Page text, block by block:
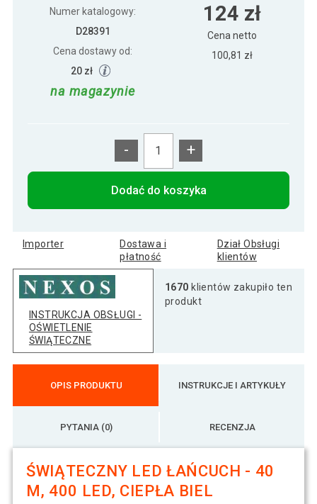
Numer katalogowy:
D28391
Cena dostawy od:
20 zł
na magazynie
124 zł
Cena netto
100,81 zł
- +
Dodać do koszyka
Importer
Dostawa i
płatność
Dział Obsługi
klientów
INSTRUKCJA OBSŁUGI -
OŚWIETLENIE
ŚWIĄTECZNE
1670 klientów zakupiło ten
produkt
OPIS PRODUKTU INSTRUKCJE I ARTYKUŁY
PYTANIA (0) RECENZJA
ŚWIĄTECZNY LED ŁAŃCUCH - 40
M, 400 LED, CIEPŁA BIEL